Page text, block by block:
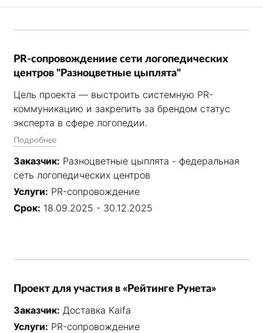
PR-сопровождениие сети логопедических
центров "Разноцветные цыплята"
Цель проекта — выстроить системную PR-
коммуникацию и закрепить за брендом статус
эксперта в сфере логопедии.
Стратегия строилась вокруг экспертной повестки
инфоповодов с потенциалом федерального охвата.
Экспертные статьи в СМИ, комментарии в СМИ,
моно-новости позволили сформировать
регулярное присутствие бренда в медиаполе.
Подробнее
Заказчик: Разноцветные цыплята - федеральная
сеть логопедических центров
Услуги: PR-сопровождение
Срок: 18.09.2025 - 30.12.2025
Проект для участия в «Рейтинге Рунета»
Заказчик: Доставка Kaifa
Услуги: PR-сопровождение